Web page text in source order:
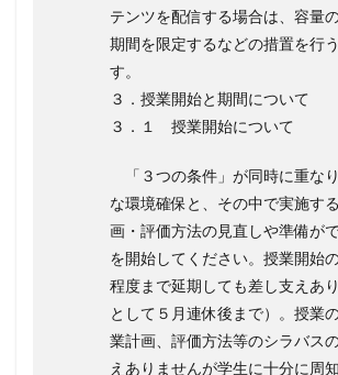
テンツを配信する場合は、容量
期間を限定するなどの措置を行
す。
３．授業開始と期間について
３．１ 授業開始について
「３つの条件」が同時に重な
な環境確保と、その中で実施す
画・評価方法の見直しや準備が
を開始してください。授業開始
程度まで延期しても差し支えあ
として５月連休後まで）。授業
業計画、評価方法等のシラバス
えありませんが学生に十分に周